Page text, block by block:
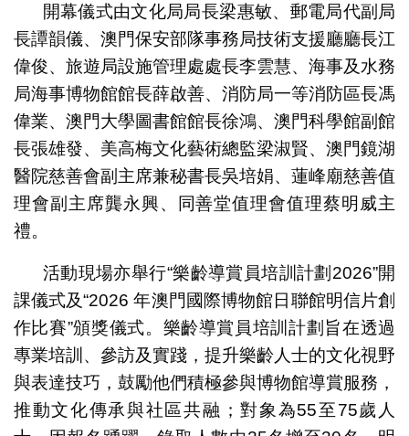
開幕儀式由文化局局長梁惠敏、郵電局代副局
長譚韻儀、澳門保安部隊事務局技術支援廳廳長江
偉俊、旅遊局設施管理處處長李雲慧、海事及水務
局海事博物館館長薛啟善、消防局一等消防區長馮
偉業、澳門大學圖書館館長徐鴻、澳門科學館副館
長張雄發、美高梅文化藝術總監梁淑賢、澳門鏡湖
醫院慈善會副主席兼秘書長吳培娟、蓮峰廟慈善值
理會副主席龔永興、同善堂值理會值理蔡明威主
禮。
活動現場亦舉行“樂齡導賞員培訓計劃2026”開
課儀式及“2026 年澳門國際博物館日聯館明信片創
作比賽”頒獎儀式。樂齡導賞員培訓計劃旨在透過
專業培訓、參訪及實踐，提升樂齡人士的文化視野
與表達技巧，鼓勵他們積極參與博物館導賞服務，
推動文化傳承與社區共融；對象為55至75歲人